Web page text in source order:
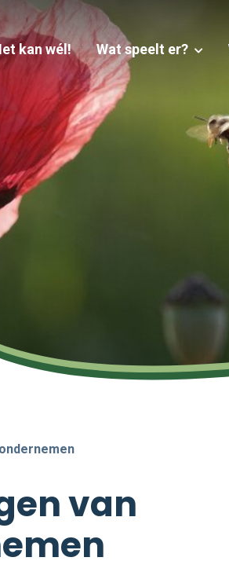
kan wél! Wat speelt er?
van